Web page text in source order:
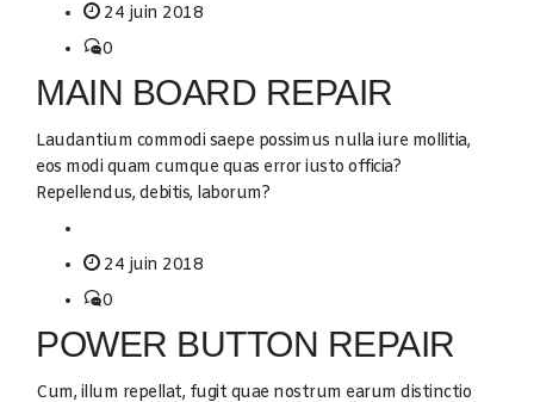
24 juin 2018
0
MAIN BOARD REPAIR
Laudantium commodi saepe possimus nulla iure mollitia,
eos modi quam cumque quas error iusto officia?
Repellendus, debitis, laborum?
24 juin 2018
0
POWER BUTTON REPAIR
Cum, illum repellat, fugit quae nostrum earum distinctio